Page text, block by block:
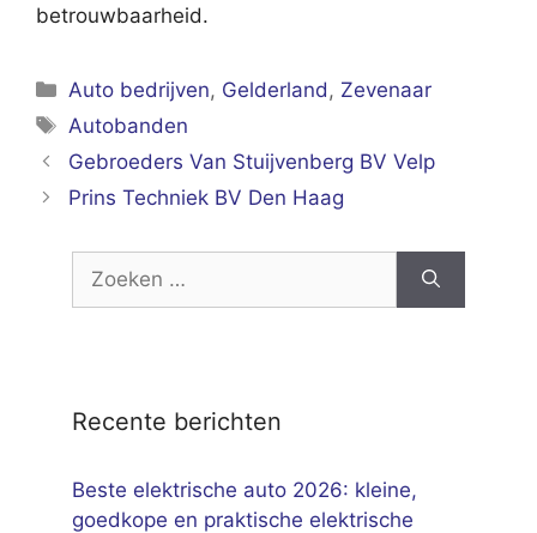
betrouwbaarheid.
Categorieën
Auto bedrijven, Gelderland , Zevenaar
Tags
Autobanden
Gebroeders Van Stuijvenberg BV Velp
Prins Techniek BV Den Haag
naar:
Recente berichten
Beste elektrische auto 2026: kleine,
goedkope en praktische elektrische